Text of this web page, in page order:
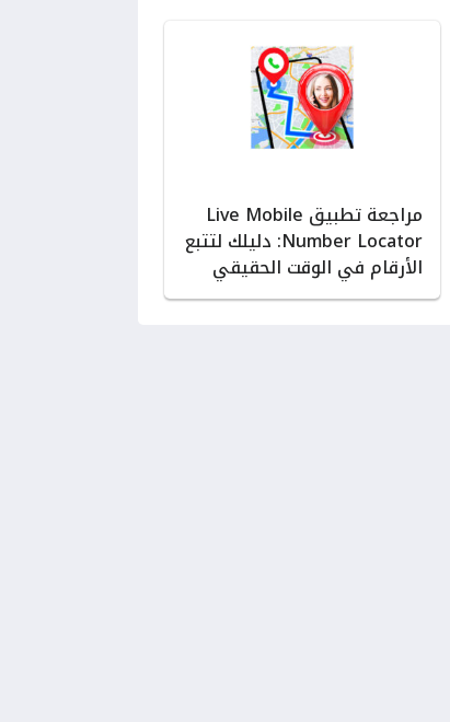
مراجعة تطبيق Live Mobile
Number Locator: دليلك لتتبع
الأرقام في الوقت الحقيقي